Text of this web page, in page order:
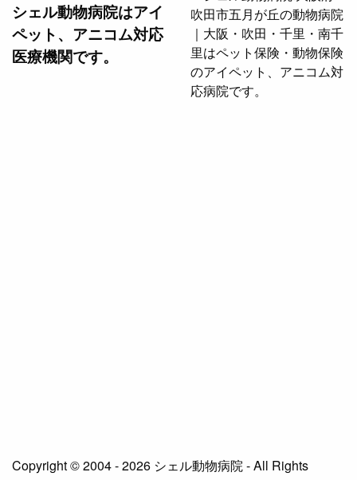
シェル動物病院はアイ
ペット、アニコム対応
医療機関です。
Copyright © 2004 - 2026 シェル動物病院 - All Rights